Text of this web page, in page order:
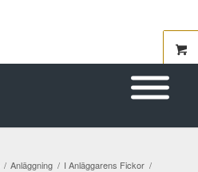
/ Anläggning / I Anläggarens Fickor /